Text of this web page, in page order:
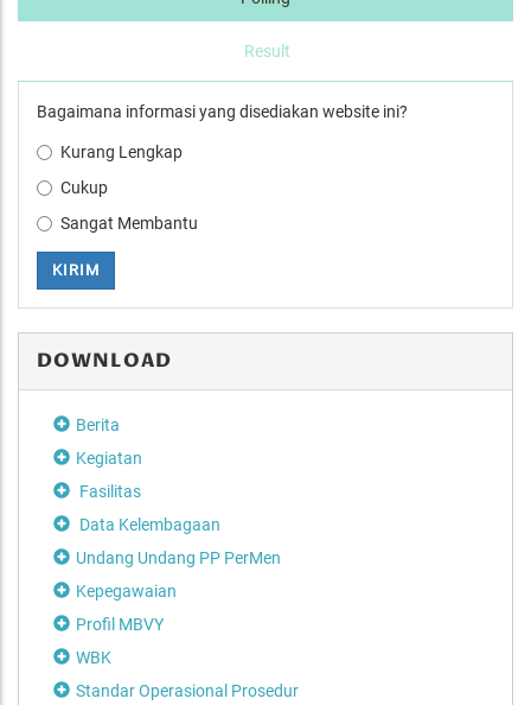
Result
Bagaimana informasi yang disediakan website ini?
Kurang Lengkap
Cukup
Sangat Membantu
KIRIM
DOWNLOAD
Berita
Kegiatan
Fasilitas
Data Kelembagaan
Undang Undang PP PerMen
Kepegawaian
Profil MBVY
WBK
Standar Operasional Prosedur